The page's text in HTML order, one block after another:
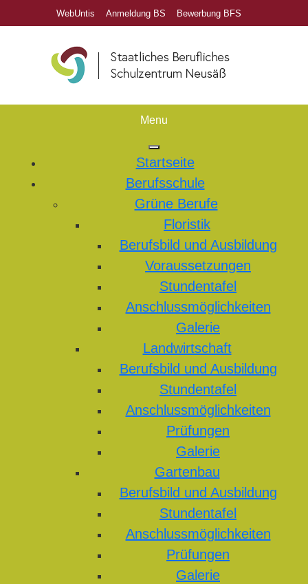
WebUntis Anmeldung BS Bewerbung BFS
Menu
Startseite
Berufsschule
Grüne Berufe
Floristik
Berufsbild und Ausbildung
Voraussetzungen
Stundentafel
Anschlussmöglichkeiten
Galerie
Landwirtschaft
Berufsbild und Ausbildung
Stundentafel
Anschlussmöglichkeiten
Prüfungen
Galerie
Gartenbau
Berufsbild und Ausbildung
Stundentafel
Anschlussmöglichkeiten
Prüfungen
Galerie